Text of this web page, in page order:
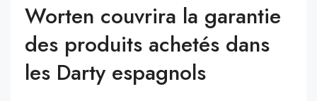
Worten couvrira la garantie
des produits achetés dans
les Darty espagnols